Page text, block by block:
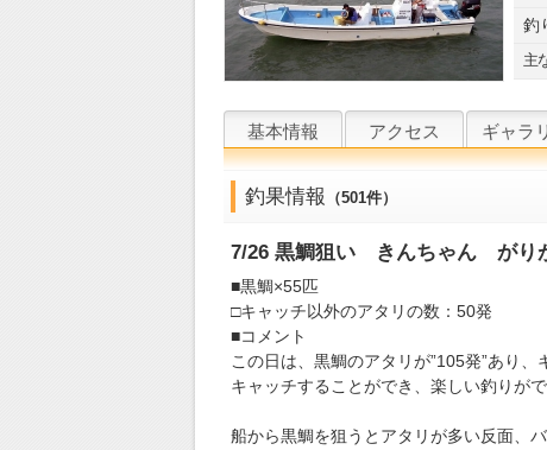
釣
主
基本情報 アクセス ギャラ
釣果情報 （501件）
7/26 黒鯛狙い きんちゃん がり
■黒鯛×55匹
□キャッチ以外のアタリの数：50発
■コメント
この日は、黒鯛のアタリが”105発”あり
キャッチすることができ、楽しい釣りがで
船から黒鯛を狙うとアタリが多い反面、